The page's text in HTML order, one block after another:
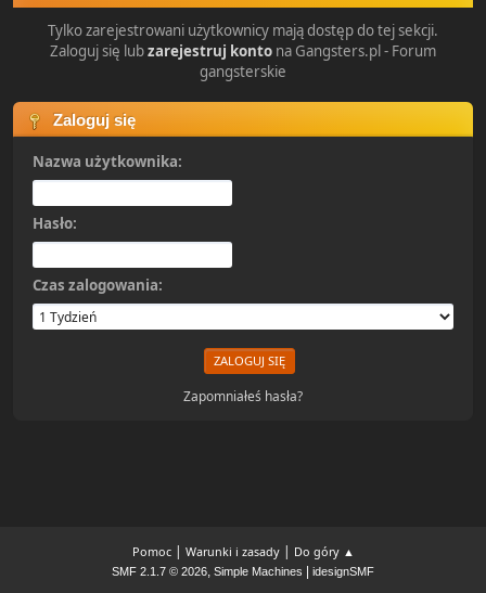
Tylko zarejestrowani użytkownicy mają dostęp do tej sekcji.
Zaloguj się lubzarejestruj konto na Gangsters.pl - Forum
gangsterskie
Zaloguj się
Nazwa użytkownika:
Hasło:
Czas zalogowania:
Zapomniałeś hasła?
Pomoc| Warunki i zasady| Do góry ▲
SMF 2.1.7 © 2026, Simple Machines idesignSMF